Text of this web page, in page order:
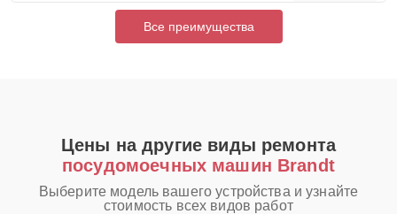
Все преимущества
Цены на другие виды ремонта
посудомоечных машин Brandt
Выберите модель вашего устройства и узнайте
стоимость всех видов работ